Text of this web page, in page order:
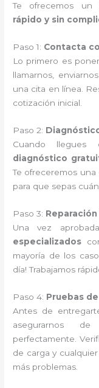
Te ofrecemos un
rápido y sin
Paso 1: Contacta
Lo primero es
llamarnos,
una cita en línea.
cotización inicial.
Paso 2:
Cuando llegues
diagnóstico
Te ofreceremos una
para que sepas
Paso 3:
Una vez
especializados
mayoría de los
día! Trabajamos
Paso 4: Pruebas
Antes de
asegurarnos
perfectamente.
de carga y
más problemas.